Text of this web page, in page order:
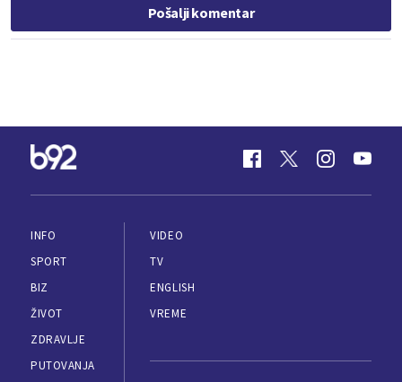
Pošalji komentar
INFO
SPORT
BIZ
ŽIVOT
ZDRAVLJE
PUTOVANJA
VIDEO
TV
ENGLISH
VREME